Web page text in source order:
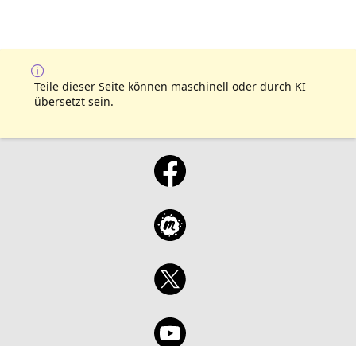
Teile dieser Seite können maschinell oder durch KI
übersetzt sein.